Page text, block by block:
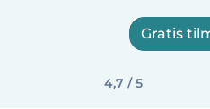
Gratis
4,7 / 5